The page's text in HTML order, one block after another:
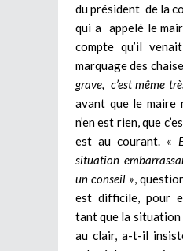
du président de la
qui a appelé le
compte qu’il
marquage des
grave, c’est même
avant que le maire
n’en est rien, que
est au courant. «
situation
un conseil » ,
est difficile, pour
tant que la
au clair, a-t-il